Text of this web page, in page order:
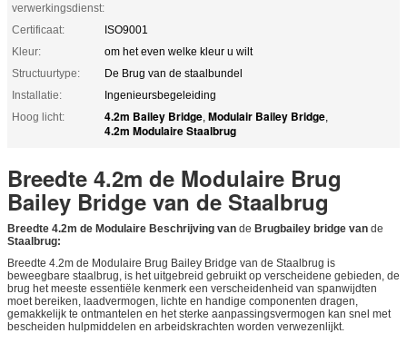
verwerkingsdienst:
Certificaat:
ISO9001
Kleur:
om het even welke kleur u wilt
Structuurtype:
De Brug van de staalbundel
Installatie:
Ingenieursbegeleiding
Hoog licht:
4.2m Bailey Bridge, Modulair Bailey Bridge,
4.2m Modulaire Staalbrug
Breedte 4.2m de Modulaire Brug
Bailey Bridge van de Staalbrug
Breedte 4.2m de Modulaire Beschrijving van de Brugbailey bridge van de
Staalbrug:
Breedte 4.2m de Modulaire Brug Bailey Bridge van de Staalbrug is
beweegbare staalbrug, is het uitgebreid gebruikt op verscheidene gebieden, de
brug het meeste essentiële kenmerk een verscheidenheid van spanwijdten
moet bereiken, laadvermogen, lichte en handige componenten dragen,
gemakkelijk te ontmantelen en het sterke aanpassingsvermogen kan snel met
bescheiden hulpmiddelen en arbeidskrachten worden verwezenlijkt.